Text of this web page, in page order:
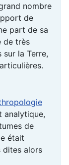
nombre
de
part de sa
de très
la Terre,
analytique,
de
était
dites alors